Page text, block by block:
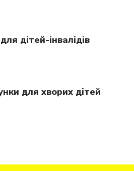
дітей-інвалідів
для хворих дітей